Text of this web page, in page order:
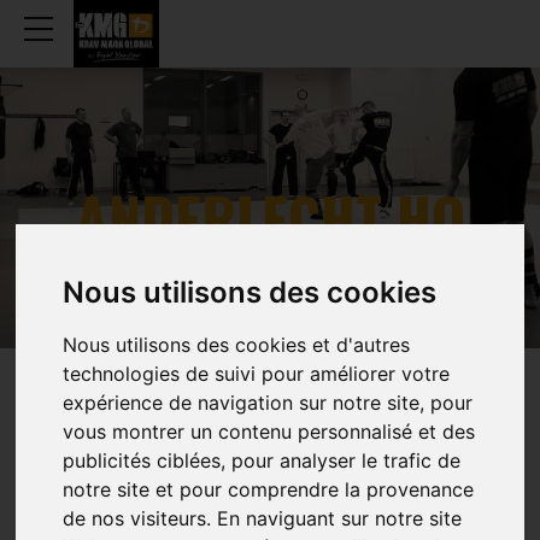
Nous utilisons des cookies
Nous utilisons des cookies et d'autres
technologies de suivi pour améliorer votre
expérience de navigation sur notre site, pour
vous montrer un contenu personnalisé et des
publicités ciblées, pour analyser le trafic de
notre site et pour comprendre la provenance
de nos visiteurs. En naviguant sur notre site
ANDERLECHT HQ
WEEKLYSCHEDULE
TRAINING (ADULTS)